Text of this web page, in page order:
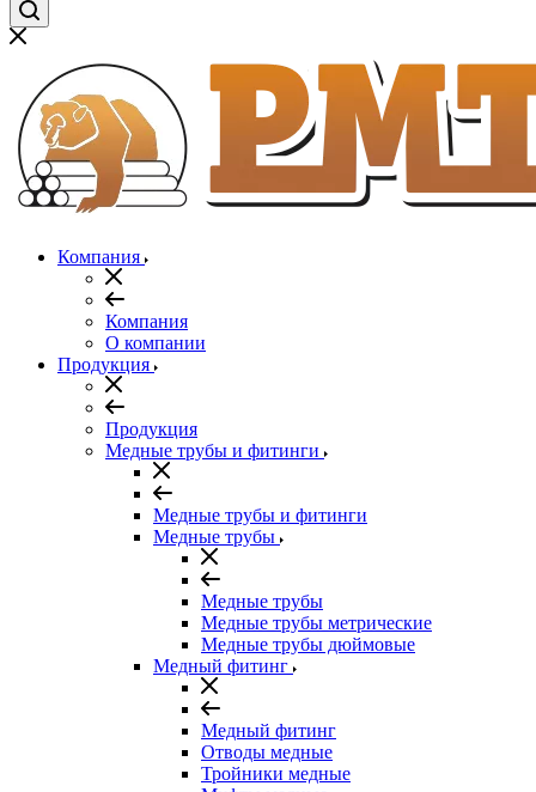
Компания
Компания
О компании
Продукция
Продукция
Медные трубы и фитинги
Медные трубы и фитинги
Медные трубы
Медные трубы
Медные трубы метрические
Медные трубы дюймовые
Медный фитинг
Медный фитинг
Отводы медные
Тройники медные